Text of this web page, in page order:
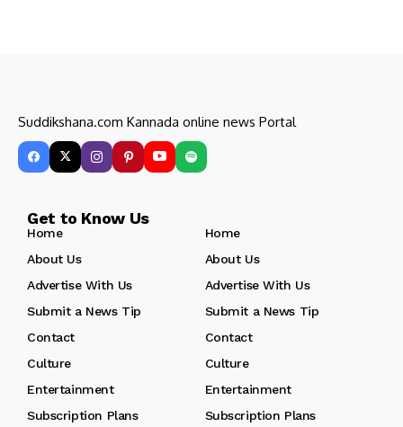
Suddikshana.com Kannada online news Portal
Get to Know Us
Home
Home
About Us
About Us
Advertise With Us
Advertise With Us
Submit a News Tip
Submit a News Tip
Contact
Contact
Culture
Culture
Entertainment
Entertainment
Subscription Plans
Subscription Plans